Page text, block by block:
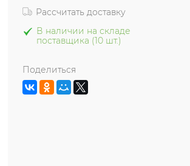
Рассчитать доставку
В наличии на складе
поставщика (10 шт.)
Поделиться